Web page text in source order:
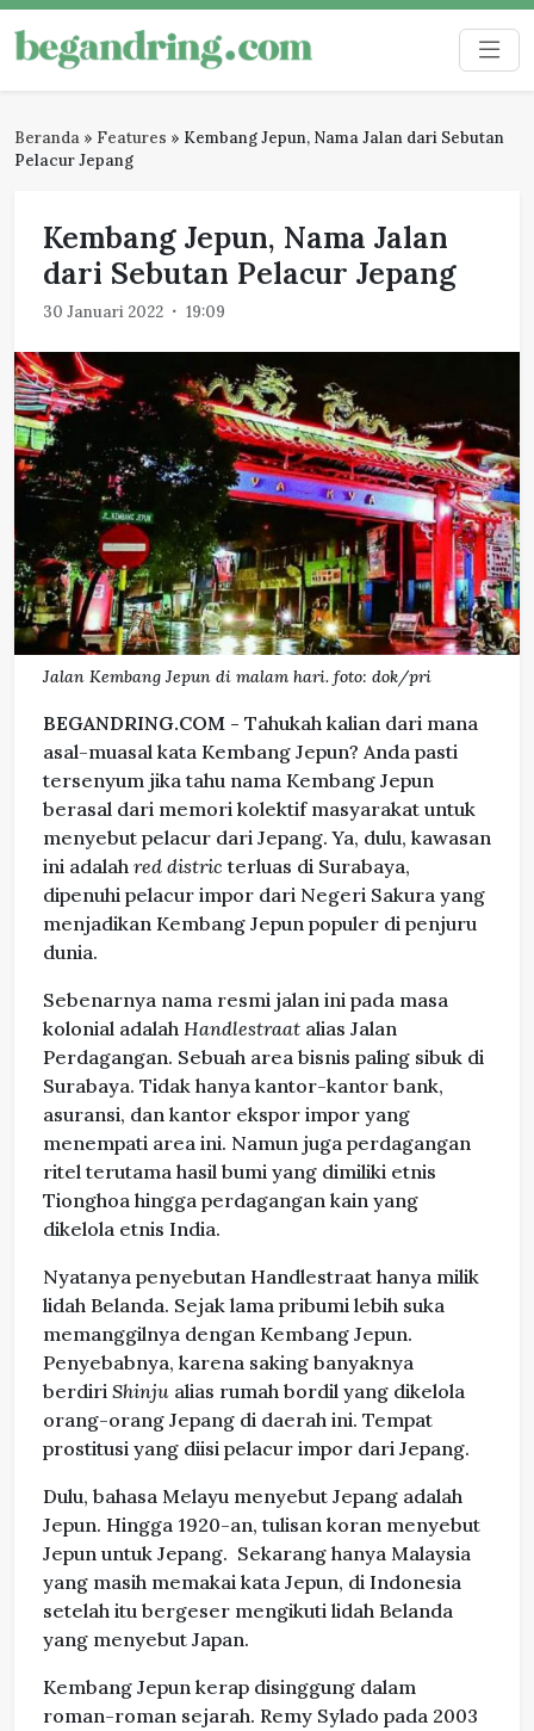
Skip
to
content
Begandring
Menjaga ingatan untuk masa depan
Beranda » Features » Kembang Jepun, Nama Jalan dari Sebutan
Pelacur Jepang
Kembang Jepun, Nama Jalan
dari Sebutan Pelacur Jepang
30 Januari 2022 19:09
Jalan Kembang Jepun di malam hari. foto: dok/pri
BEGANDRING.COM - Tahukah kalian dari mana
asal-muasal kata Kembang Jepun? Anda pasti
tersenyum jika tahu nama Kembang Jepun
berasal dari memori kolektif masyarakat untuk
menyebut pelacur dari Jepang. Ya, dulu, kawasan
ini adalah red distric terluas di Surabaya,
dipenuhi pelacur impor dari Negeri Sakura yang
menjadikan Kembang Jepun populer di penjuru
dunia.
Sebenarnya nama resmi jalan ini pada masa
kolonial adalah Handlestraat alias Jalan
Perdagangan. Sebuah area bisnis paling sibuk di
Surabaya. Tidak hanya kantor-kantor bank,
asuransi, dan kantor ekspor impor yang
menempati area ini. Namun juga perdagangan
ritel terutama hasil bumi yang dimiliki etnis
Tionghoa hingga perdagangan kain yang
dikelola etnis India.
Nyatanya penyebutan Handlestraat hanya milik
lidah Belanda. Sejak lama pribumi lebih suka
memanggilnya dengan Kembang Jepun.
Penyebabnya, karena saking banyaknya
berdiri Shinju alias rumah bordil yang dikelola
orang-orang Jepang di daerah ini. Tempat
prostitusi yang diisi pelacur impor dari Jepang.
Dulu, bahasa Melayu menyebut Jepang adalah
Jepun. Hingga 1920-an, tulisan koran menyebut
Jepun untuk Jepang. Sekarang hanya Malaysia
yang masih memakai kata Jepun, di Indonesia
setelah itu bergeser mengikuti lidah Belanda
yang menyebut Japan.
Kembang Jepun kerap disinggung dalam
roman-roman sejarah. Remy Sylado pada 2003